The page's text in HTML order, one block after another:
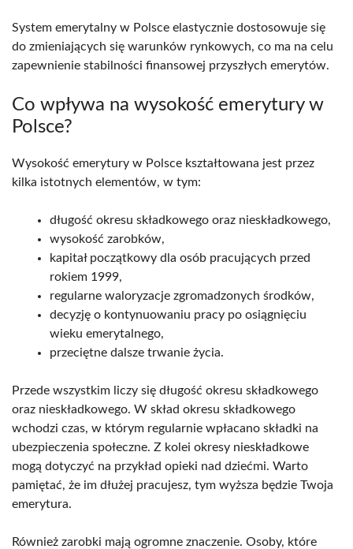
System emerytalny w Polsce elastycznie dostosowuje się
do zmieniających się warunków rynkowych, co ma na celu
zapewnienie stabilności finansowej przyszłych emerytów.
Co wpływa na wysokość emerytury w
Polsce?
Wysokość emerytury w Polsce kształtowana jest przez
kilka istotnych elementów, w tym:
długość okresu składkowego oraz nieskładkowego,
wysokość zarobków,
kapitał początkowy dla osób pracujących przed
rokiem 1999,
regularne waloryzacje zgromadzonych środków,
decyzję o kontynuowaniu pracy po osiągnięciu
wieku emerytalnego,
przeciętne dalsze trwanie życia.
Przede wszystkim liczy się długość okresu składkowego
oraz nieskładkowego. W skład okresu składkowego
wchodzi czas, w którym regularnie wpłacano składki na
ubezpieczenia społeczne. Z kolei okresy nieskładkowe
mogą dotyczyć na przykład opieki nad dziećmi. Warto
pamiętać, że im dłużej pracujesz, tym wyższa będzie Twoja
emerytura.
Również zarobki mają ogromne znaczenie. Osoby, które